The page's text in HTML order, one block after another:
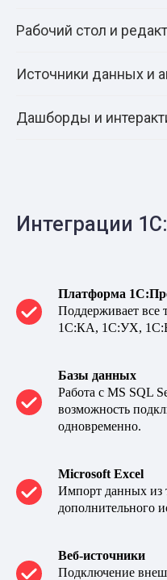
Рабочий стол и
Источники данных и
Дашборды и
Интеграции
Платформа
Поддерживает все
1С:КА, 1С:УХ,
Базы данных
Работа с MS SQL
возможность
одновременно.
Microsoft Excel
Импорт данных из
дополнительного
Веб-источники
Подключение